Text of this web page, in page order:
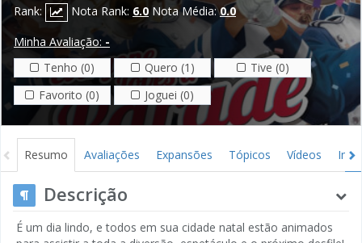
Rank: Nota Rank: 6.0 Nota Média:0.0
Minha Avaliação: -
Tenho (0)
Quero (1)
Tive (0)
Favorito (0)
Joguei (0)
Resumo Avaliações Expansões Tópicos Vídeos
Descrição
É um dia lindo, e todos em sua cidade natal estão animados